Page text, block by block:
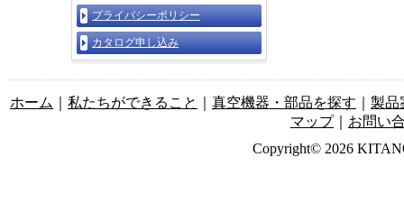
プライバシーポリシー
カタログ申し込み
ホーム 私たちができること 真空機器・部品を探す
製品
マップ｜ お問い
Copyright© 2026